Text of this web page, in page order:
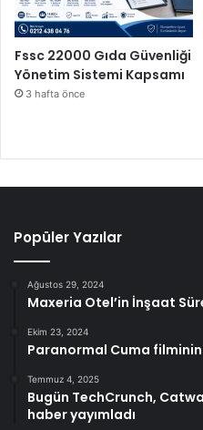
Fssc 22000 Gıda Güvenliği
Yönetim Sistemi Kapsamı
3 hafta önce
Popüler Yazılar
Ağustos 29, 2024
Maxeria Otel’in İnşaat
Ekim 23, 2024
Paranormal Cuma
Temmuz 4, 2025
Bugün TechCrunch,
haber yayımladı